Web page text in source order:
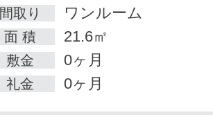
間取り
ワンルーム
面 積 21.6㎡
敷金 0ヶ月
礼金 0ヶ月